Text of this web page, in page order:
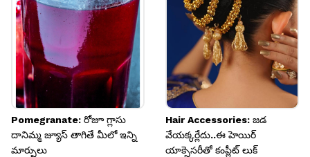
Pomegranate: రోజూ గ్లాసు
దానిమ్మ జ్యూస్ తాగితే మీలో ఇన్ని
మార్పులు
Hair Accessories: జడ
వేయక్కర్లేదు..ఈ హెయిర్
యాక్సెసరీతో కంప్లీట్ లుక్